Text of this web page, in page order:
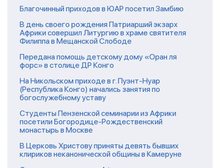
Благочинный приходов в ЮАР посетил Замбию
В день своего рождения Патриарший экзарх
Африки совершил Литургию в храме святителя
Филиппа в Мещанской Слободе
Передана помощь детскому дому «Оран ля
форс» в столице ДР Конго
На Никольском приходе в г. Пуэнт-Нуар
(Республика Конго) начались занятия по
богослужебному уставу
Студенты Пензенской семинарии из Африки
посетили Богородице-Рождественский
монастырь в Москве
В Церковь Христову приняты девять бывших
клириков неканонической общины в Камеруне